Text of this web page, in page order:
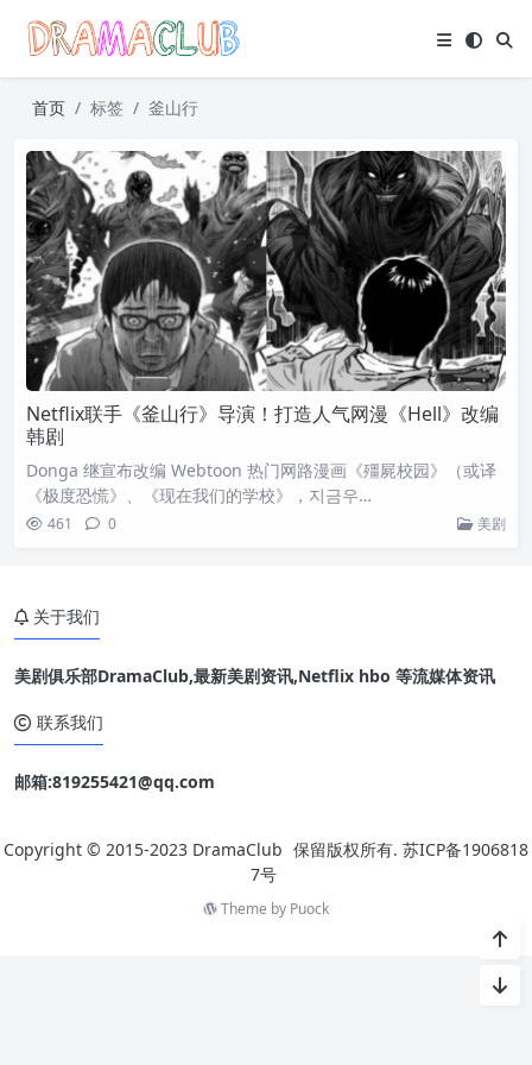
首页 标签 釜山行
Netflix联手《釜山行》导演！打造人气网漫《Hell》改编
韩剧
Donga 继宣布改编 Webtoon 热门网路漫画《殭屍校园》（或译
《极度恐慌》、《现在我们的学校》，지금우…
461 0 美剧
关于我们
美剧俱乐部DramaClub,最新美剧资讯,Netflix hbo 等流媒体资讯
联系我们
邮箱:819255421@qq.com
Copyright © 2015-2023 DramaClub 保留版权所有. 苏ICP备1906818
7号
Theme by Puock